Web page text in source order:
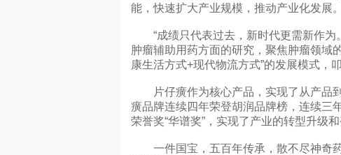
能，快速扩大产业规模，推动产业化发展。
“成绩只代表过去，新时代更需新作为
肿瘤辅助用药方面的研究，聚焦肿瘤领域
康生活方式+现代物流方式”的发展模式，
片仔癀作为核心产品，实现了从产品到
癀品牌连续四年荣登胡润品牌榜，连续三
荣誉奖“华谱奖”，实现了产业的转型升级
一件国宝，五百年传承，散不尽神奇药